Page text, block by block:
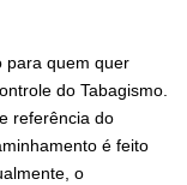
para quem quer
do Tabagismo.
referência do
é feito
o